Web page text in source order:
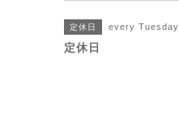
定休日 every Tuesday
定休日